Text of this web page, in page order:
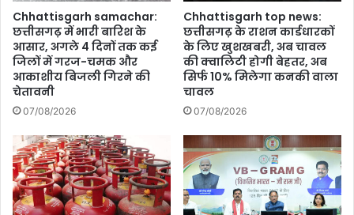
Chhattisgarh samachar:
छत्तीसगढ़ में भारी बारिश के
आसार, अगले 4 दिनों तक कई
जिलों में गरज-चमक और
आकाशीय बिजली गिरने की
चेतावनी
07/08/2026
Chhattisgarh top news:
छत्तीसगढ़ के राशन कार्डधारकों
के लिए खुशखबरी, अब चावल
की क्वालिटी होगी बेहतर, अब
सिर्फ 10% मिलेगा कनकी वाला
चावल
07/08/2026